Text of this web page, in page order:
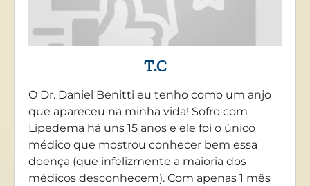
T.C
O Dr. Daniel Benitti eu tenho como um anjo
que apareceu na minha vida! Sofro com
Lipedema há uns 15 anos e ele foi o único
médico que mostrou conhecer bem essa
doença (que infelizmente a maioria dos
médicos desconhecem). Com apenas 1 mês